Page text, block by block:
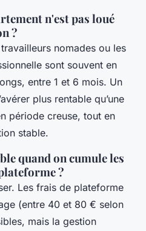
n'est pas loué
?
nomades ou les
sont souvent en
entre 1 et 6 mois. Un
plus rentable qu’une
période creuse, tout en
stable.
quand on cumule les
?
Les frais de plateforme
(entre 40 et 80 € selon
mais la gestion